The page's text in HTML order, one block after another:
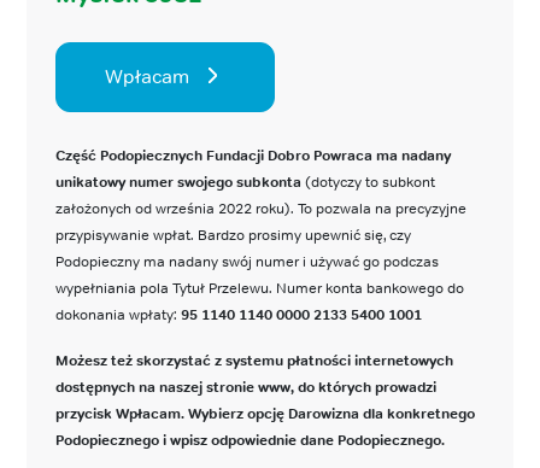
Wpłacam
Część Podopiecznych Fundacji Dobro Powraca ma nadany
unikatowy numer swojego subkonta (dotyczy to subkont
założonych od września 2022 roku). To pozwala na precyzyjne
przypisywanie wpłat. Bardzo prosimy upewnić się, czy
Podopieczny ma nadany swój numer i używać go podczas
wypełniania pola Tytuł Przelewu. Numer konta bankowego do
dokonania wpłaty: 95 1140 1140 0000 2133 5400 1001
Możesz też skorzystać z systemu płatności internetowych
dostępnych na naszej stronie www, do których prowadzi
przycisk Wpłacam. Wybierz opcję Darowizna dla konkretnego
Podopiecznego i wpisz odpowiednie dane Podopiecznego.